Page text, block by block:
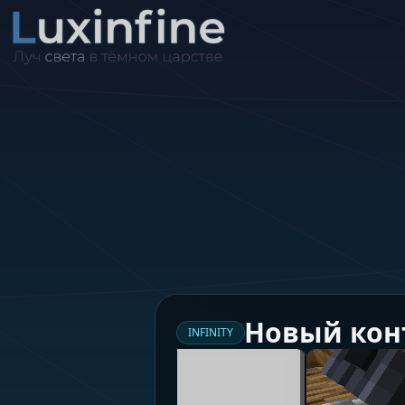
INFINITY Новый